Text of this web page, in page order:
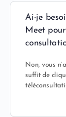
Ai-je
Meet
Non, vous
suffit de